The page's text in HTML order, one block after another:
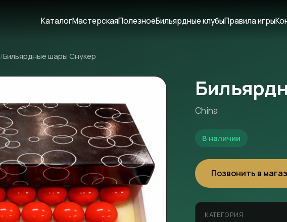
КаталогМастерскаяПолезноеБильярдные клубыПравила игры
/Бильярдные шары Снукер
China
В наличии
Позвонить в
КАТЕГОРИЯ